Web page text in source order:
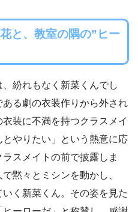
と、教室の隅の”ヒー
紛れもなく新菜くんでし
る劇の衣装作りから外され
装に不満を持つクラスメイ
とやりたい」という熱意に応
スメイトの前で披露しま
黙々とミシンを動かし、
く新菜くん。その姿を見た